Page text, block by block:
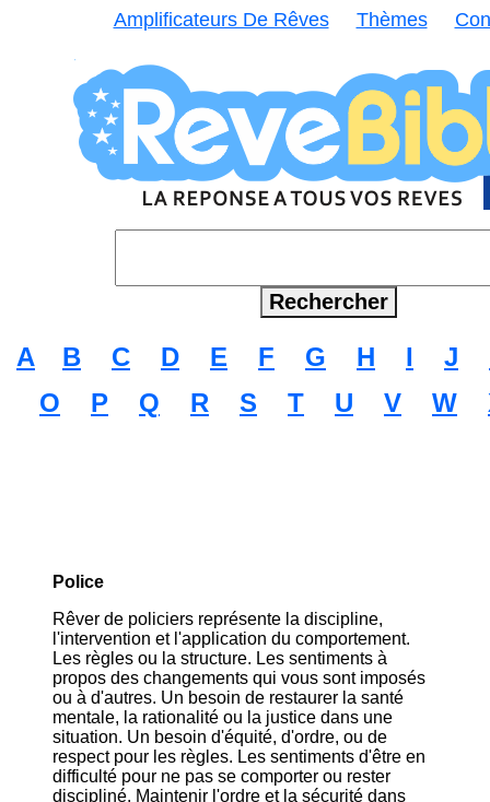
Amplificateurs De Rêves Thèmes
A B C D E F G H I J
O
P Q R S T U V W
Police
Rêver de policiers représente la discipline,
l'intervention et l'application du comportement.
Les règles ou la structure. Les sentiments à
propos des changements qui vous sont imposés
ou à d'autres. Un besoin de restaurer la santé
mentale, la rationalité ou la justice dans une
situation. Un besoin d'équité, d'ordre, ou de
respect pour les règles. Les sentiments d'être en
difficulté pour ne pas se comporter ou rester
discipliné. Maintenir l'ordre et la sécurité dans